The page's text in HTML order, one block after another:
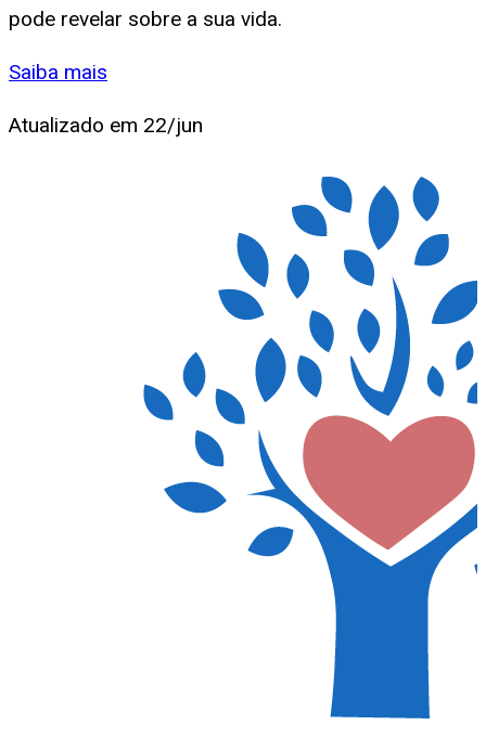
pode revelar sobre a sua vida.
Saiba mais
Atualizado em 22/jun